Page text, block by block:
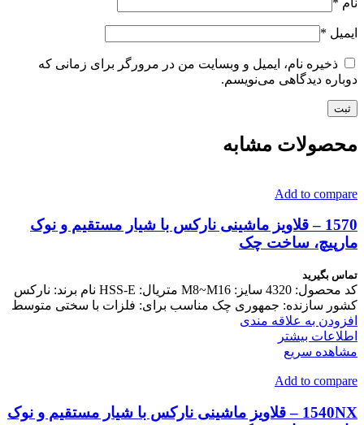
ایمیل *
ذخیره نام، ایمیل و وبسایت من در مرورگر برای زمانی که
دوباره دیدگاهی می‌نویسم.
محصولات مشابه
Add to compare
1570 – قلاویز ماشینی نارکس با شیار مستقیم و نوک
مارپیچ، ساخت چک
تماس بگیرید
کد محصول: 4320 سایز: M8~M16 متریال: HSS-E نام برند: نارکس
کشور سازنده: جمهوری چک مناسب برای: فلزات با سختی متوسط
افزودن به علاقه مندی
اطلاعات بیشتر
مشاهده سریع
Add to compare
1540NX – قلاویز ماشینی نارکس با شیار مستقیم و نوک